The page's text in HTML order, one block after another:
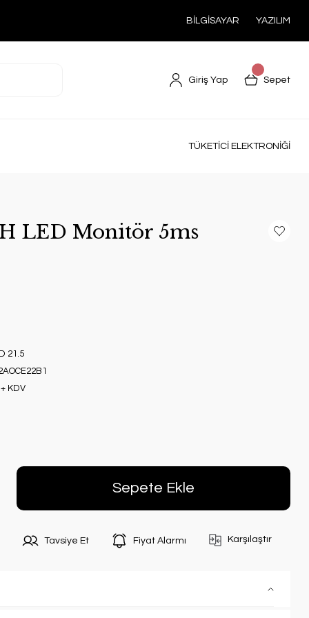
BİLGİSAYAR YAZILIM
Giriş Yap Sepet
TÜKETİCİ ELEKTRONİĞİ
LED Monitör 5ms
21.5
KDV
Sepete Ekle
Tavsiye Et Fiyat Alarmı Karşılaştır